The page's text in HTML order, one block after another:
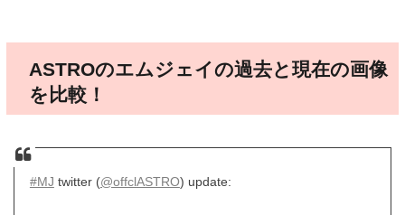
ASTROのエムジェイの過去と現在の画像
を比較！
#MJ twitter (@offclASTRO) update: